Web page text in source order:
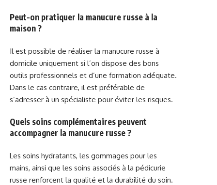
Peut-on pratiquer la manucure russe à la
maison ?
Il est possible de réaliser la manucure russe à
domicile uniquement si l’on dispose des bons
outils professionnels et d’une formation adéquate.
Dans le cas contraire, il est préférable de
s’adresser à un spécialiste pour éviter les risques.
Quels soins complémentaires peuvent
accompagner la manucure russe ?
Les soins hydratants, les gommages pour les
mains, ainsi que les soins associés à la pédicurie
russe renforcent la qualité et la durabilité du soin.